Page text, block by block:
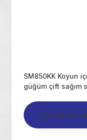
SM850KK Koyun
güğüm çift sağım
Devamını